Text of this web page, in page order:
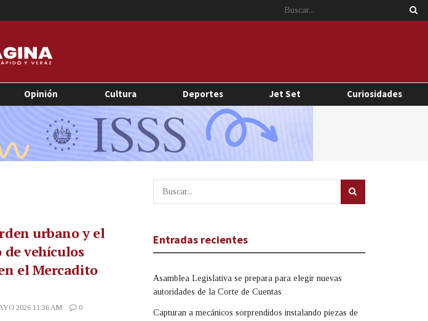
Opinión Cultura Deportes Jet Set Curiosidades
urbano y el
vehículos
el Mercadito
2026 11:36 AM 0
Entradas recientes
Asamblea Legislativa se prepara para elegir nuevas
autoridades de la Corte de Cuentas
Capturan a mecánicos sorprendidos instalando piezas de